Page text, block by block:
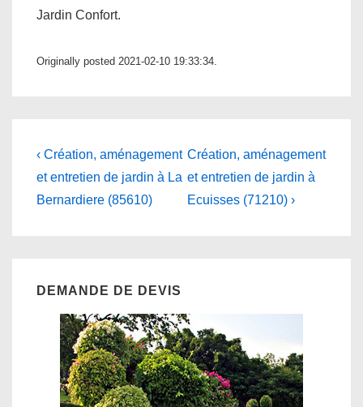
Jardin Confort.
Originally posted 2021-02-10 19:33:34.
Navigation
de
l’article
Previous
Post
is
‹ Création, aménagement
et entretien de jardin à La
Bernardiere (85610)
Next
Post
is
Création, aménagement
et entretien de jardin à
Ecuisses (71210) ›
DEMANDE DE DEVIS